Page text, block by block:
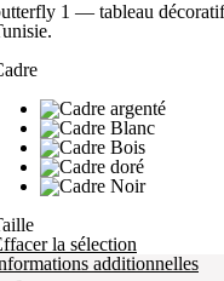
1 — tableau
la sélection
additionnelles